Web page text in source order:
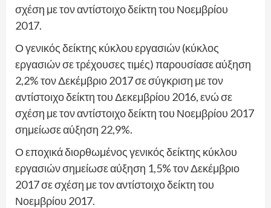
σχέση με τον αντίστοιχο δείκτη του Νοεμβρίου
2017.
Ο γενικός δείκτης κύκλου εργασιών (κύκλος
εργασιών σε τρέχουσες τιμές) παρουσίασε αύξηση
2,2% τον Δεκέμβριο 2017 σε σύγκριση με τον
αντίστοιχο δείκτη του Δεκεμβρίου 2016, ενώ σε
σχέση με τον αντίστοιχο δείκτη του Νοεμβρίου 2017
σημείωσε αύξηση 22,9%.
Ο εποχικά διορθωμένος γενικός δείκτης κύκλου
εργασιών σημείωσε αύξηση 1,5% τον Δεκέμβριο
2017 σε σχέση με τον αντίστοιχο δείκτη του
Νοεμβρίου 2017.